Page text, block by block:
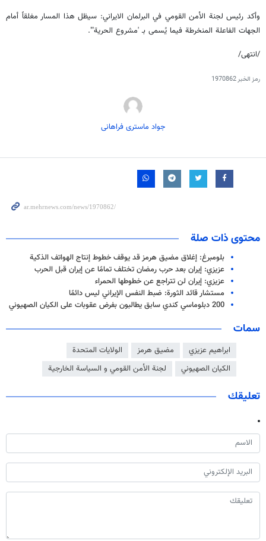
وأكد رئيس لجنة الأمن القومي في البرلمان الايراني: سيظل هذا المسار مغلقاً أمام
الجهات الفاعلة المنخرطة فيما يُسمى بـ 'مشروع الحرية'".
/انتهى/
رمز الخبر1970862
جواد ماستری فراهانی
محتوى ذات صلة
بلومبرغ: إغلاق مضيق هرمز قد يوقف خطوط إنتاج الهواتف الذكية
عزيزي: إيران بعد حرب رمضان تختلف تمامًا عن إيران قبل الحرب
عزيزي: إيران لن تتراجع عن خطوطها الحمراء
مستشار قائد الثورة: ضبط النفس الإيراني ليس دائمًا
200 دبلوماسي كندي سابق يطالبون بفرض عقوبات على الكيان الصهيوني
سمات
ابراهيم عزيزي مضيق هرمز
الولايات المتحدة
الكيان الصهيوني
لجنة الأمن القومي و السياسة الخارجية
تعليقك